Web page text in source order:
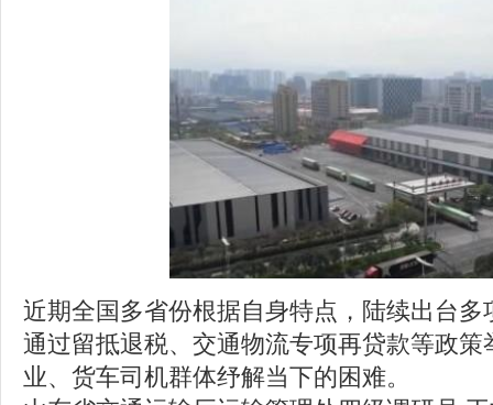
近期全国多省份根据自身特点，陆续出台
通过留抵退税、交通物流专项再贷款等政
业、货车司机群体纾解当下的困难。